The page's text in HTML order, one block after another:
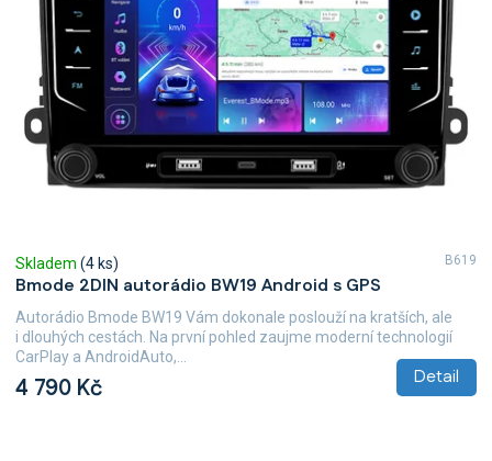
Bmode 2DIN autorádio BW19 Android s GPS
Skladem (4 ks)
4 790 Kč Detail
Autorádio Bmode BW19 Vám dokonale poslouží na kratších, ale
i dlouhých cestách. Na první pohled zaujme moderní technologií
CarPlay a AndroidAuto,...
B619